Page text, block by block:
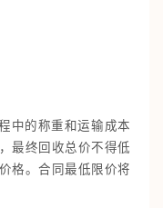
中的称重和运输成本
最终回收总价不得低
格。合同最低限价将